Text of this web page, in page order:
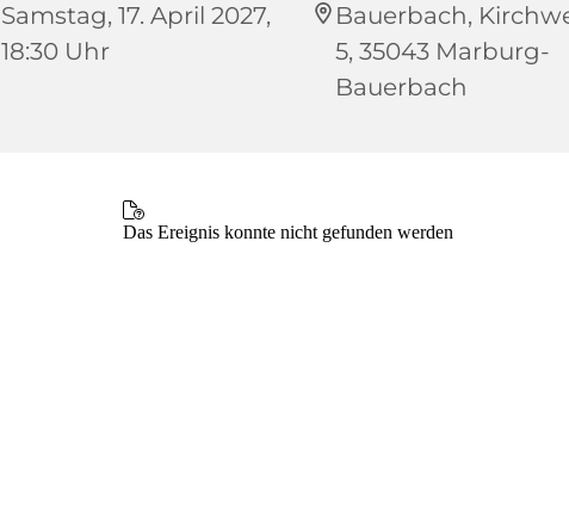
Samstag, 17. April 2027,
18:30 Uhr
Bauerbach,
5, 35043 Marburg-
Bauerbach